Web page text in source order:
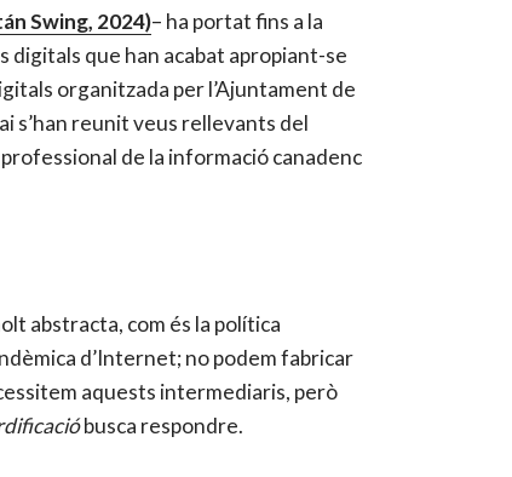
Swing, 2024)– ha portat fins a la
digitals que han acabat apropiant-se
organitzada per l’Ajuntament de
s’han reunit veus rellevants del
de la informació canadenc
abstracta, com és la política
d’Internet; no podem fabricar
aquests intermediaris, però
busca respondre.